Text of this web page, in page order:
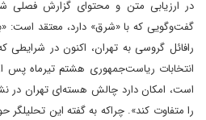
در ارزیابی متن و محتوای گزارش فصلی
گفت‌وگویی که با «شرق» دارد، معتقد است:
رافائل گروسی به تهران، اکنون در شرایطی
انتخابات ریاست‌جمهوری هشتم تیرماه پس
است، امکان دارد چالش هسته‌ای تهران
را متفاوت کند». چرا‌که به گفته این